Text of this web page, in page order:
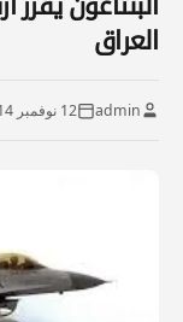
العراق
admin 12 نوفمبر 2014، 12:00 ص